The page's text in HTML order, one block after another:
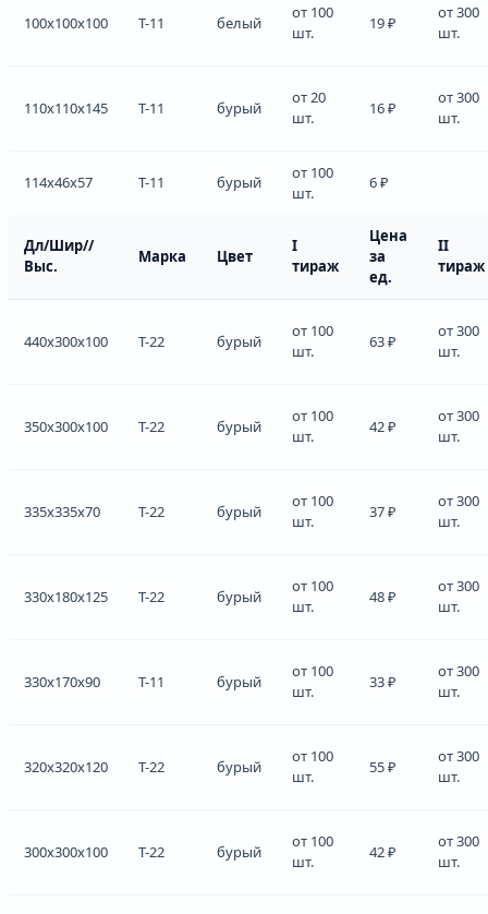
100x100x100 Т-11 белый
от 100
шт.
19 ₽
от 300
шт.
110x110x145 Т-11 бурый
от 20
шт.
16 ₽
от 300
шт.
114x46x57 Т-11 бурый
от 100
шт.
6 ₽
Дл/Шир//
Выс.
Марка Цвет
I
тираж
Цена
за
ед.
II
тираж
440x300x100 Т-22 бурый
от 100
шт.
63 ₽
от 300
шт.
350x300x100 Т-22 бурый
от 100
шт.
42 ₽
от 300
шт.
335x335x70 Т-22 бурый
от 100
шт.
37 ₽
от 300
шт.
330x180x125 Т-22 бурый
от 100
шт.
48 ₽
от 300
шт.
330x170x90 Т-11 бурый
от 100
шт.
33 ₽
от 300
шт.
320x320x120 Т-22 бурый
от 100
шт.
55 ₽
от 300
шт.
300x300x100 Т-22 бурый
от 100
шт.
42 ₽
от 300
шт.